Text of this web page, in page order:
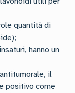
quantità di
hanno un
il
positivo come